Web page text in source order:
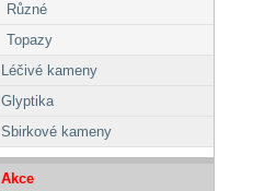
Různé
Topazy
Léčivé kameny
Glyptika
Sbirkové kameny
Akce